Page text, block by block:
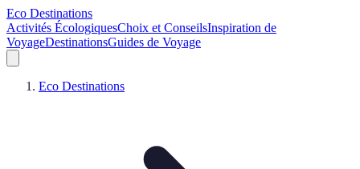
Eco Destinations
Activités ÉcologiquesChoix et ConseilsInspiration de
VoyageDestinationsGuides de Voyage
Eco Destinations